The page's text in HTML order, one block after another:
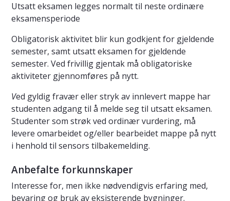
Utsatt eksamen legges normalt til neste ordinære
eksamensperiode
Obligatorisk aktivitet blir kun godkjent for gjeldende
semester, samt utsatt eksamen for gjeldende
semester. Ved frivillig gjentak må obligatoriske
aktiviteter gjennomføres på nytt.
Ved gyldig fravær eller stryk av innlevert mappe har
studenten adgang til å melde seg til utsatt eksamen.
Studenter som strøk ved ordinær vurdering, må
levere omarbeidet og/eller bearbeidet mappe på nytt
i henhold til sensors tilbakemelding.
Anbefalte forkunnskaper
Interesse for, men ikke nødvendigvis erfaring med,
bevaring og bruk av eksisterende bygninger.